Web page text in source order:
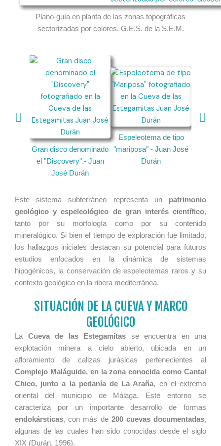
Plano-guía en planta de las zonas topográficas
sectorizadas por colores. G.E.S. de la S.E.M.
Gran disco denominado
el "Discovery".- Juan
José Durán
Espeleotema de tipo
"mariposa" - Juan José
Durán
Este sistema subterráneo representa un patrimonio
geológico y espeleológico de gran interés científico,
tanto por su morfología como por su contenido
mineralógico. Si bien el tiempo de exploración fue limitado,
los hallazgos iniciales destacan su potencial para futuros
estudios enfocados en la dinámica de sistemas
hipogénicos, la conservación de espeleotemas raros y su
contexto geológico en la ribera mediterránea.
SITUACIÓN DE LA CUEVA Y MARCO
GEOLÓGICO
La Cueva de las Estegamitas se encuentra en una
explotación minera a cielo abierto, ubicada en un
afloramiento de calizas jurásicas pertenecientes al
Complejo Maláguide, en la zona conocida como Cantal
Chico, junto a la pedanía de La Araña, en el extremo
oriental del municipio de Málaga. Este entorno se
caracteriza por un importante desarrollo de formas
endokársticas, con más de 200 cuevas documentadas,
algunas de las cuales han sido conocidas desde el siglo
XIX (Durán, 1996).